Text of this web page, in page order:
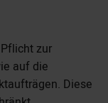
zur
auf die
Diese